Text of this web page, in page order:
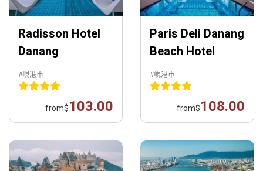
Radisson Hotel
Danang
#峴港市
from$103.00
Paris Deli Danang
Beach Hotel
#峴港市
from$108.00